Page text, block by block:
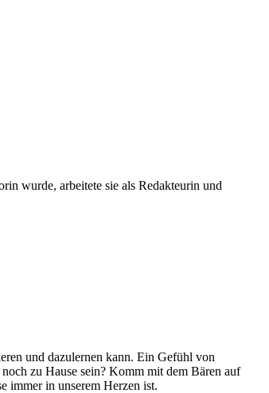
wurde, arbeitete sie als Redakteurin und
und dazulernen kann. Ein Gefühl von
zu Hause sein? Komm mit dem Bären auf
immer in unserem Herzen ist.